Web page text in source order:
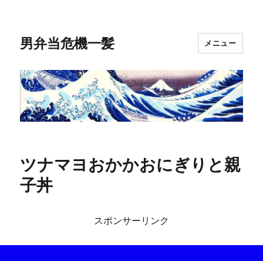
男弁当危機一髪 メニュー
ツナマヨおかかおにぎりと親
子丼
スポンサーリンク